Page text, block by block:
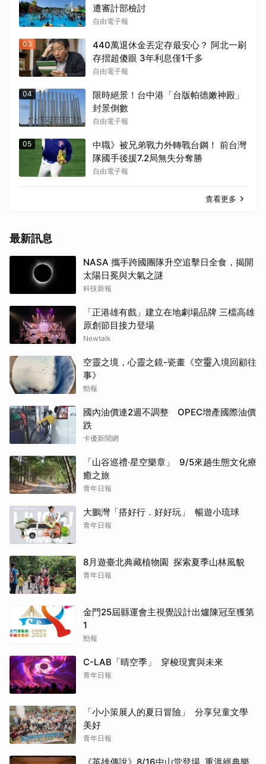
遭審計部檢討
自由電子報
03
440萬退休金丟定存最安心？ 阿北一刷
存摺超傻眼 3年利息僅1千多
自由電子報
04
限時絕景！台中港「台版帕德嫩神殿」
封景倒數
自由電子報
05
中職》被兄弟戰力外轉戰台鋼！ 前台灣
隊國手後援7.2局無失分奪勝
自由電子報
查看更多
最新訊息
NASA 攜手跨國團隊升空追擊日全食，揭開
太陽日冕與大氣之謎
科技新報
「正港雄有戲」建立在地劇場品牌 三檔高雄
原創節目接力登場
Newtalk
空靈之境，心靈之鏡-瓷畫《空𩆜入境回顧往
事》
勁報
國內油價連2週不調整 OPEC增產國際油價
跌
卡優新聞網
「山谷巡禮‧星空樂章」 9/5來趟生態文化療
癒之旅
青年日報
大鵬灣「搭好行．好好玩」 暢遊小琉球
青年日報
8月遊臺北典藏植物園 探索夏季山林風貌
青年日報
金門25屆縣運會主視覺設計出爐陳冠至獲第
1
勁報
C-LAB「晴空季」 穿梭現實與未來
青年日報
「小小策展人的夏日冒險」 分享兒童文學
美好
青年日報
《英雄傳說》8/16中山堂登場 重溫經典樂